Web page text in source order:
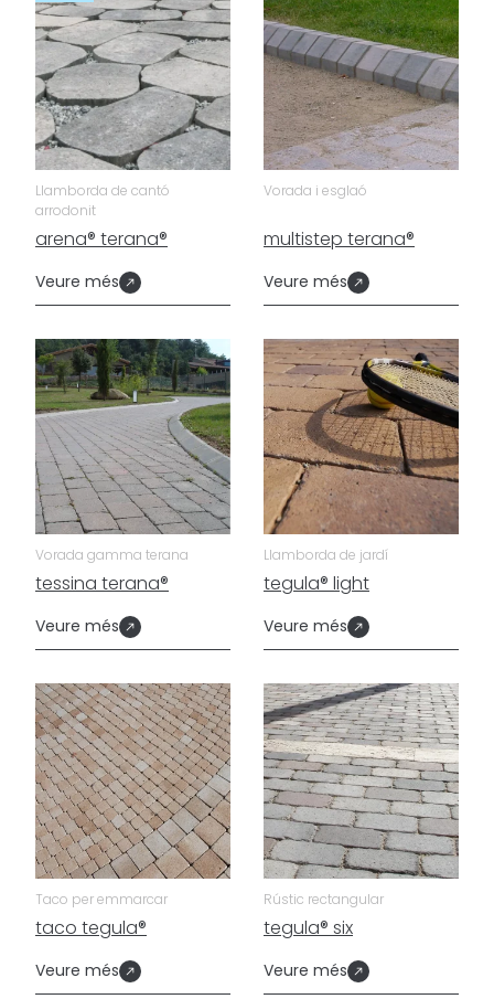
Llamborda de cantó
arrodonit
arena® terana®
Veure més
Vorada i esglaó
multistep terana®
Veure més
Vorada gamma terana
tessina terana®
Veure més
Llamborda de jardí
tegula® light
Veure més
Taco per emmarcar
taco tegula®
Veure més
Rústic rectangular
tegula® six
Veure més